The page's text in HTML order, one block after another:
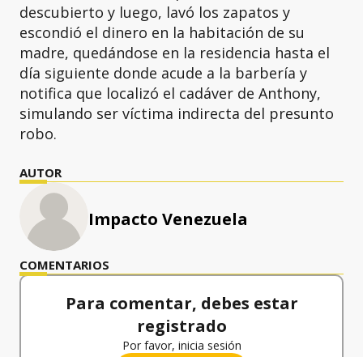
descubierto y luego, lavó los zapatos y
escondió el dinero en la habitación de su
madre, quedándose en la residencia hasta el
día siguiente donde acude a la barbería y
notifica que localizó el cadáver de Anthony,
simulando ser víctima indirecta del presunto
robo.
AUTOR
Impacto Venezuela
COMENTARIOS
Para comentar, debes estar
registrado
Por favor, inicia sesión